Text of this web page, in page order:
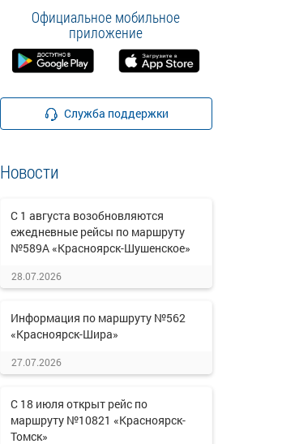
Официальное мобильное
приложение
Служба поддержки
Новости
С 1 августа возобновляются
ежедневные рейсы по маршруту
№589А «Красноярск-Шушенское»
28.07.2026
Информация по маршруту №562
«Красноярск-Шира»
27.07.2026
С 18 июля открыт рейс по
маршруту №10821 «Красноярск-
Томск»